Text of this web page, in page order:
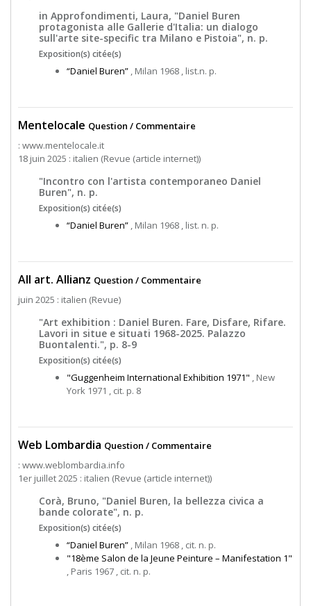
in Approfondimenti, Laura, "Daniel Buren
protagonista alle Gallerie d'Italia: un dialogo
sull'arte site-specific tra Milano e Pistoia", n. p.
Exposition(s) citée(s)
“Daniel Buren” , Milan 1968 , list.n. p.
Mentelocale Question / Commentaire
: www.mentelocale.it
18 juin 2025 : italien (Revue (article internet))
"Incontro con l'artista contemporaneo Daniel
Buren", n. p.
Exposition(s) citée(s)
“Daniel Buren” , Milan 1968 , list. n. p.
All art. Allianz Question / Commentaire
juin 2025 : italien (Revue)
"Art exhibition : Daniel Buren. Fare, Disfare, Rifare.
Lavori in situe e situati 1968-2025. Palazzo
Buontalenti.", p. 8-9
Exposition(s) citée(s)
"Guggenheim International Exhibition 1971" , New
York 1971 , cit. p. 8
Web Lombardia Question / Commentaire
: www.weblombardia.info
1er juillet 2025 : italien (Revue (article internet))
Corà, Bruno, "Daniel Buren, la bellezza civica a
bande colorate", n. p.
Exposition(s) citée(s)
“Daniel Buren” , Milan 1968 , cit. n. p.
"18ème Salon de la Jeune Peinture – Manifestation 1"
, Paris 1967 , cit. n. p.